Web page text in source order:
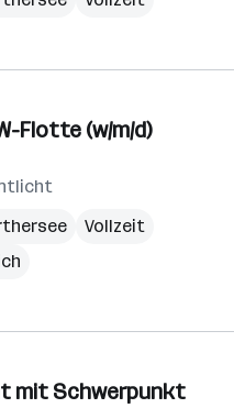
Flotte (w/m/d)
Vollzeit
mit Schwerpunkt